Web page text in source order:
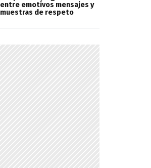
entre emotivos mensajes y
muestras de respeto